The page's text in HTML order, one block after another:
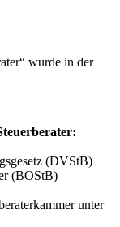
wurde in der
(DVStB)
(BOStB)
unter